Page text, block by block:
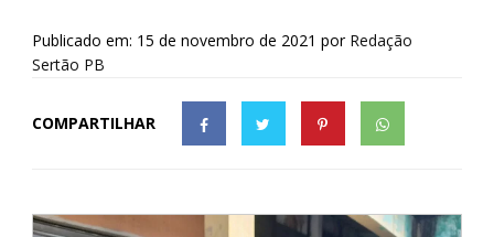
Publicado em: 15 de novembro de 2021 por Redação
Sertão PB
COMPARTILHAR